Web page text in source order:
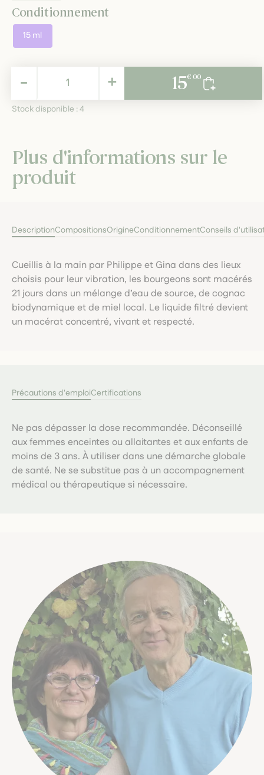
Conditionnement
15 ml
15,00 € TTC+
- 15€ 00
Stock disponible :4
Plus d'informations sur le
produit
DescriptionCompositionsOrigineConditionnementConseils
Cueillis à la main par Philippe et Gina dans des lieux
choisis pour leur vibration, les bourgeons sont macérés
21 jours dans un mélange d’eau de source, de cognac
biodynamique et de miel local. Le liquide filtré devient
un macérat concentré, vivant et respecté.
Précautions d'emploiCertifications
Ne pas dépasser la dose recommandée. Déconseillé
aux femmes enceintes ou allaitantes et aux enfants de
moins de 3 ans. À utiliser dans une démarche globale
de santé. Ne se substitue pas à un accompagnement
médical ou thérapeutique si nécessaire.